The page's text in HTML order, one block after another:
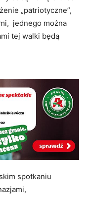
„patriotyczne”,
jednego można
tej walki będą
spotkaniu